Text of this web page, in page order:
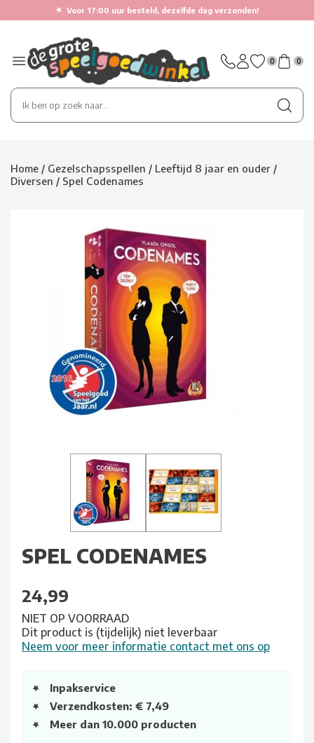
★ Voor 17:00 uur besteld, dezelfde dag verzonden!
0 0
Home / Gezelschapsspellen / Leeftijd 8 jaar en ouder /
Diversen / Spel Codenames
SPEL CODENAMES
24,99
NIET OP VOORRAAD
Dit product is (tijdelijk) niet leverbaar
Neem voor meer informatie contact met ons op
Inpakservice
Verzendkosten: € 7,49
Meer dan 10.000 producten